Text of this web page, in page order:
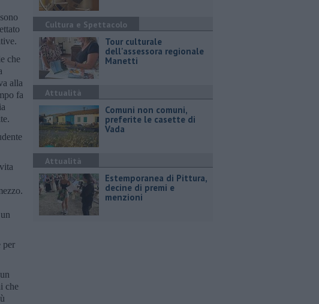
che
alla
fa
per
che
Cultura e Spettacolo
Tour culturale
dell'assessora regionale
Manetti
Attualità
Comuni non comuni,
preferite le casette di
Vada
Attualità
Estemporanea di Pittura,
decine di premi e
menzioni